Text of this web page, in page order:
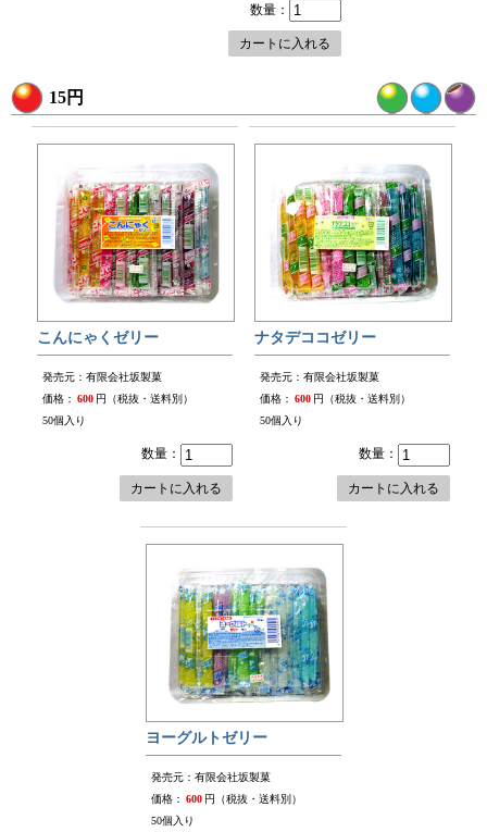
数量：
カートに入れる
15円
こんにゃくゼリー
発売元：有限会社坂製菓
価格： 600 円（税抜・送料別）
50個入り
数量：
カートに入れる
ナタデココゼリー
発売元：有限会社坂製菓
価格： 600 円（税抜・送料別）
50個入り
数量：
カートに入れる
ヨーグルトゼリー
発売元：有限会社坂製菓
価格： 600 円（税抜・送料別）
50個入り